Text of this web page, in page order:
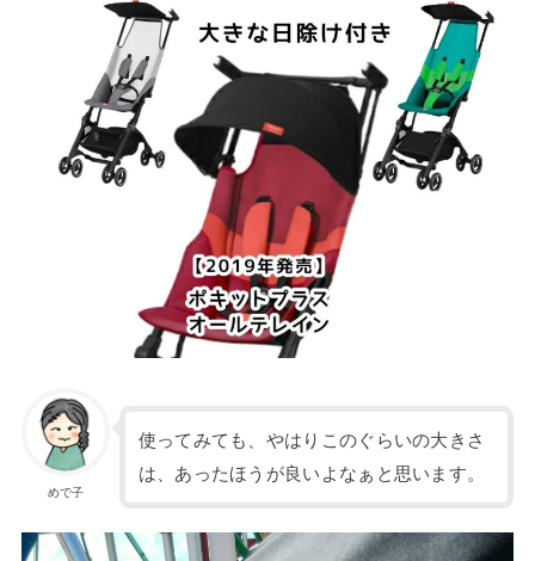
めで子
使ってみても、やはりこのぐらいの大きさ
は、あったほうが良いよなぁと思います。